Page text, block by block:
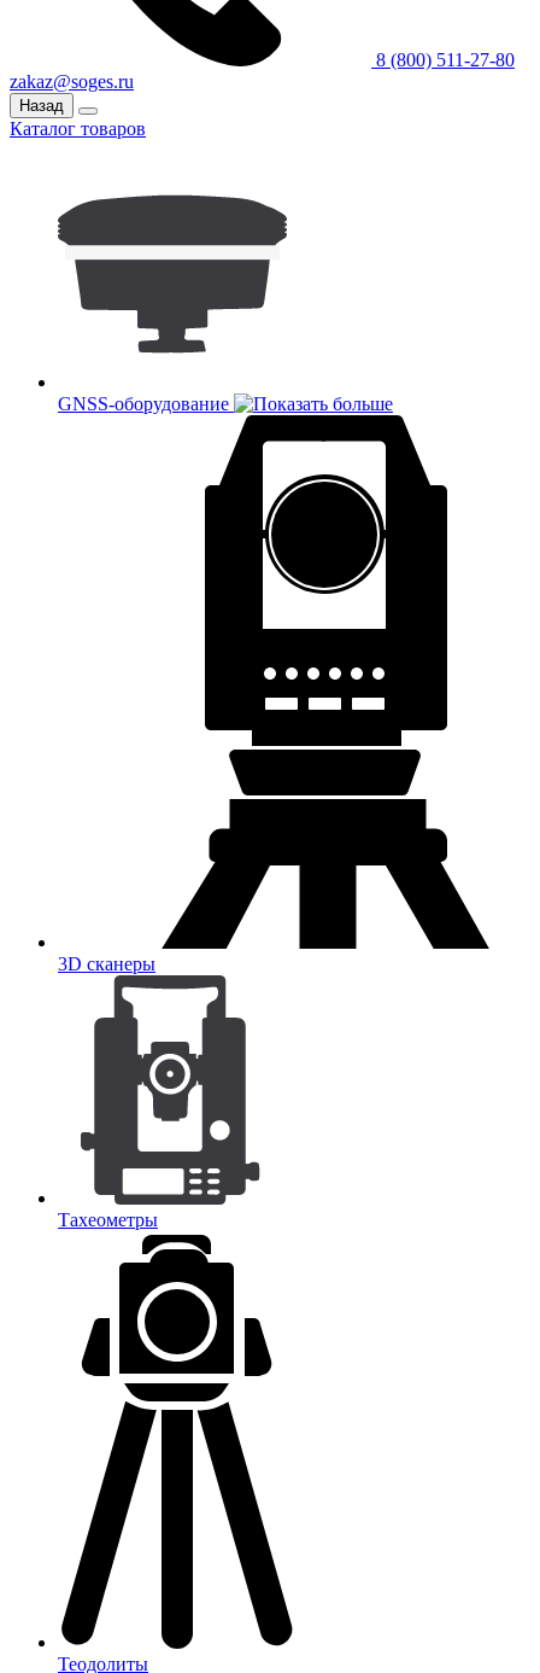
8 (800) 511-27-80
zakaz@soges.ru
Назад
Каталог товаров
GNSS-оборудование
3D сканеры
Тахеометры
Теодолиты